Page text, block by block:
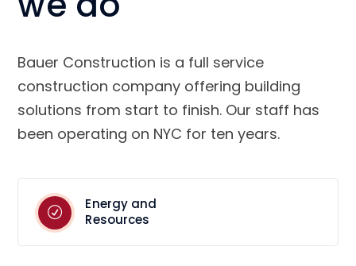
Bauer Construction is a full service
construction company offering building
solutions from start to finish. Our staff has
been operating on NYC for ten years.
Energy and
Resources